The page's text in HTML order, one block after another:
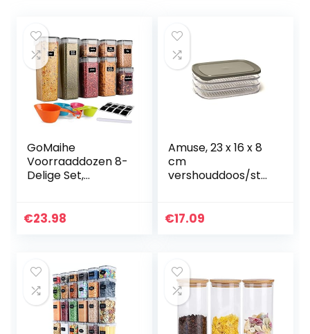
GoMaihe
Voorraaddozen 8-
Delige Set,
Plastic met Deksel,
€23.98
Amuse, 23 x 16 x 8
cm
vershouddoos/sta
als opbergdoos
€17.09